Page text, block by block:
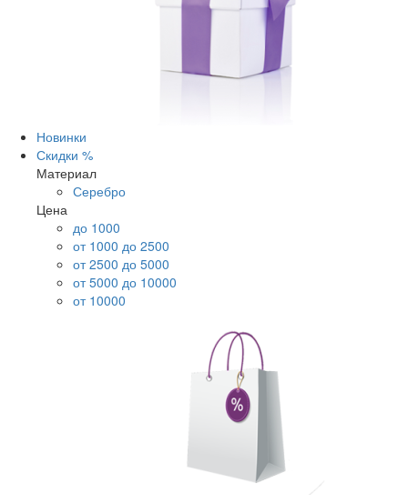
Новинки
Скидки %
Материал
Серебро
Цена
до 1000
от 1000 до 2500
от 2500 до 5000
от 5000 до 10000
от 10000